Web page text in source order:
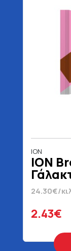
ΙΟΝ
ION
24.30€/
2.43€